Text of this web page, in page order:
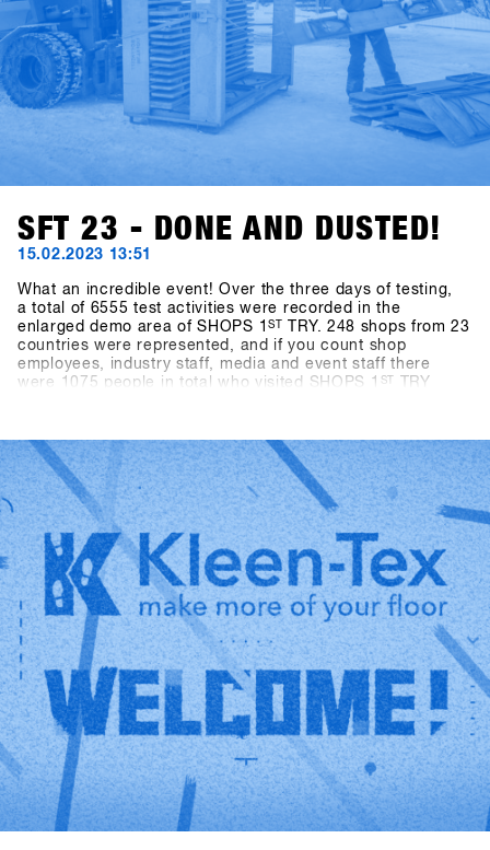
SFT 23 - DONE AND DUSTED!
15.02.2023 13:51
What an incredible event! Over the three days of testing,
a total of 6555 test activities were recorded in the
enlarged demo area of SHOPS 1ST
TRY. 248 shops from 23
countries were represented, and if you count shop
employees, industry staff, media and event staff there
were 1075 people in total who visited SHOPS 1 ST
TRY
slopes in perfect shape, there was an exuberant mood
among all participants. After an enforced break of two
years, the world's biggest snowboarding b2b event could
finally take place again, and the stoke of everyone getting
back together among all participants was off the charts.
This energy is what makes the event so special and gives
us the strength to try to make SHOPS 1ST TRY even better
every year!We look forward to seeing you in 2024 - SAVE
the DATE: January 21-23, 2024